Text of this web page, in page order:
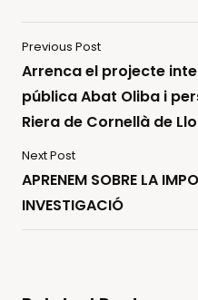
Previous Post
Arrenca el projecte
pública Abat Oliba i
Riera de Cornellà de
Next Post
APRENEM SOBRE LA
INVESTIGACIÓ